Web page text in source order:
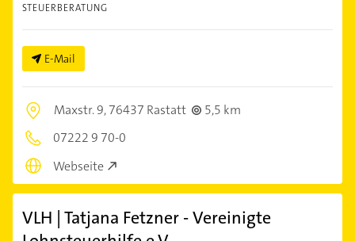
STEUERBERATUNG
E-Mail
Maxstr. 9,76437 Rastatt
5,5 km
07222 9 70-0
Webseite
VLH | Tatjana Fetzner - Vereinigte